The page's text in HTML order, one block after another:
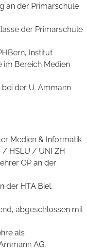
an der Primarschule
der Primarschule
Institut
Bereich Medien
bei der U. Ammann
Medien & Informatik
/ HSLU / UNI ZH
OP an der
der HTA Biel,
abgeschlossen mit
als
AG,